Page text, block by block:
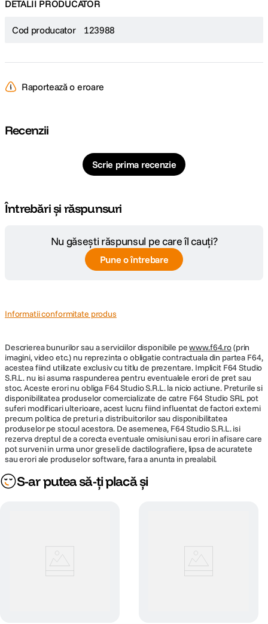
DETALII PRODUCATOR
Cod producator 123988
Raportează o eroare
Recenzii
Scrie prima recenzie
Întrebări și răspunsuri
Nu găsești răspunsul pe care îl cauți?
Pune o întrebare
Informatii conformitate produs
Descrierea bunurilor sau a serviciilor disponibile pewww.f64.ro(prin
imagini, video etc.) nu reprezinta o obligatie contractuala din partea F64,
acestea fiind utilizate exclusiv cu titlu de prezentare. Implicit F64 Studio
S.R.L. nu isi asuma raspunderea pentru eventualele erori de pret sau
stoc. Aceste erori nu obliga F64 Studio S.R.L. la nicio actiune. Preturile si
disponibilitatea produselor comercializate de catre F64 Studio SRL pot
suferi modificari ulterioare, acest lucru fiind influentat de factori externi
precum politica de preturi a distribuitorilor sau disponibilitatea
produselor pe stocul acestora. De asemenea, F64 Studio S.R.L. isi
rezerva dreptul de a corecta eventuale omisiuni sau erori in afisare care
pot surveni in urma unor greseli de dactilografiere, lipsa de acuratete
sau erori ale produselor software, fara a anunta in prealabil.
S-ar putea să-ți placă și